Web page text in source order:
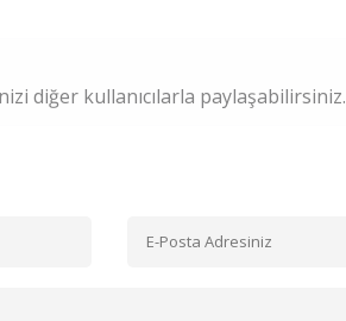
diğer kullanıcılarla paylaşabilirsiniz.